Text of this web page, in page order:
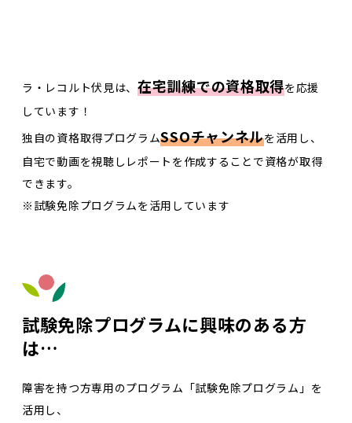
ラ・レコルト伏見は、 在宅訓練での資格取得を応援
しています！
独自の資格取得プログラムSSOチャンネルを活用し、
自宅で動画を視聴しレポートを作成することで資格が取得
できます。
※試験免除プログラムを活用しています
試験免除プログラムに興味のある方
は…
障害を持つ方専用のプログラム「試験免除プログラム」を
活用し、